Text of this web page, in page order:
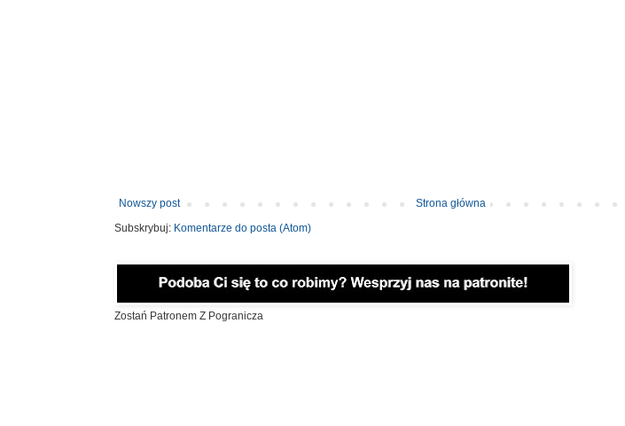
Nowszy post
Strona główna
Subskrybuj: Komentarze do posta (Atom)
Zostań Patronem Z Pogranicza